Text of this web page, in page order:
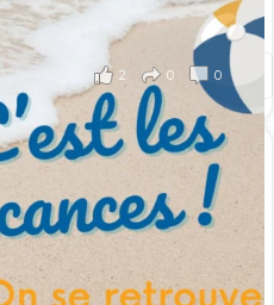
2 0 0
taxe d’apprentissage 2026
à former les générations
🙏
: avec l'Isep, investissez pour
de l'humain !